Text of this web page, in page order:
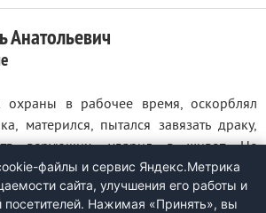
охраны в рабочее время, оскорблял
матерился, пытался завязать драку,
верующих, ударил в живот. Не
...файлы и сервис Яндекс.Метрика
сайта, улучшения его работы и
посетителей. Нажимая «Принять», вы